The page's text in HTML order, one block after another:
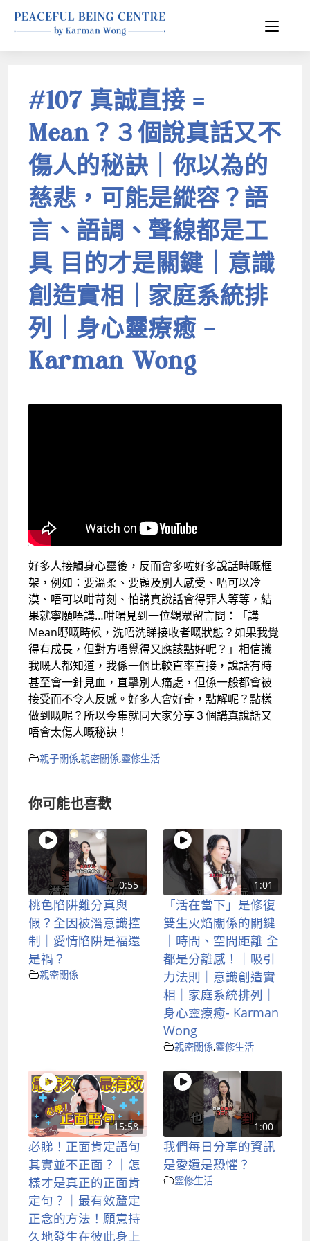
#107 真誠直接 =
Mean？３個說真話又不
傷人的秘訣｜你以為的
慈悲，可能是縱容？語
言、語調、聲線都是工
具 目的才是關鍵｜意識
創造實相｜家庭系統排
列｜身心靈療癒 –
Karman Wong
好多人接觸身心靈後，反而會多咗好多說話時嘅框
架，例如：要溫柔、要顧及別人感受、唔可以冷
漠、唔可以咁苛刻、怕講真說話會得罪人等等，結
果就寧願唔講…咁啱見到一位觀眾留言問：「講
Mean嘢嘅時候，洗唔洗睇接收者嘅狀態？如果我覺
得有成長，但對方唔覺得又應該點好呢？」相信識
我嘅人都知道，我係一個比較直率直接，說話有時
甚至會一針見血，直擊別人痛處，但係一般都會被
接受而不令人反感。好多人會好奇，點解呢？點樣
做到嘅呢？所以今集就同大家分享３個講真說話又
唔會太傷人嘅秘訣！
親子關係,親密關係,靈修生活
你可能也喜歡
0:55
桃色陷阱難分真與
假？全因被潛意識控
制｜愛情陷阱是福還
是禍？
親密關係
1:01
「活在當下」是修復
雙生火焰關係的關鍵
｜時間、空間距離 全
都是分離感！｜吸引
力法則｜意識創造實
相｜家庭系統排列｜
身心靈療癒- Karman
Wong
親密關係,靈修生活
15:58
必睇！正面肯定語句
其實並不正面？｜怎
樣才是真正的正面肯
定句？｜最有效釐定
正念的方法！願意持
久地發生在彼此身上
1:00
我們每日分享的資訊
是愛還是恐懼？
靈修生活